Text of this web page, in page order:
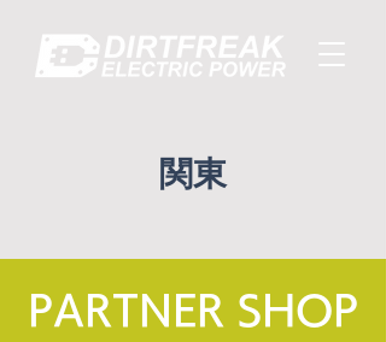
関東
PARTNER SHOP